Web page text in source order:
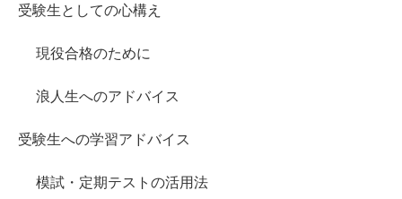
受験生としての心構え
現役合格のために
浪人生へのアドバイス
受験生への学習アドバイス
模試・定期テストの活用法